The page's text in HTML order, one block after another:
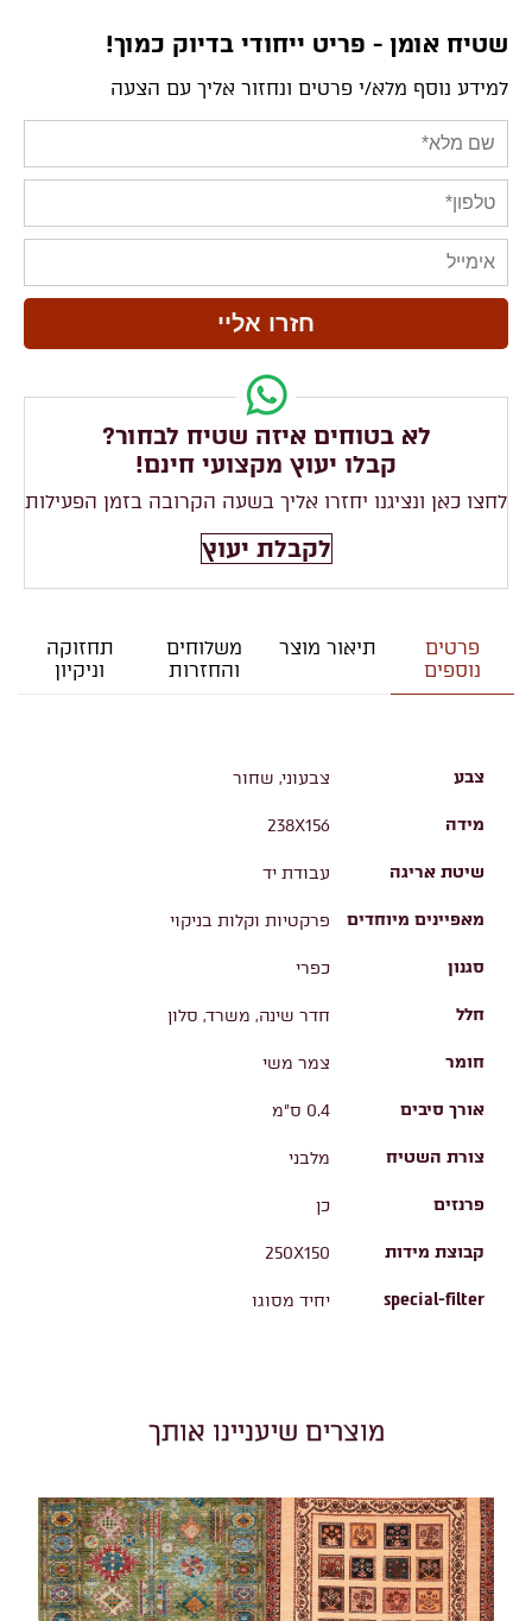
שטיח אומן - פריט ייחודי בדיוק כמוך!
למידע נוסף מלא/י פרטים ונחזור אליך עם הצעה
לא בטוחים איזה שטיח לבחור?
קבלו יעוץ מקצועי חינם!
לחצו כאן ונציגנו יחזרו אליך בשעה הקרובה בזמן הפעילות
לקבלת יעוץ
פרטים
נוספים
תיאור מוצר
משלוחים
והחזרות
תחזוקה
וניקיון
צבע צבעוני, שחור
מידה 238X156
שיטת אריגה עבודת יד
מאפיינים מיוחדים פרקטיות וקלות בניקוי
סגנון כפרי
חלל חדר שינה, משרד, סלון
חומר צמר משי
אורך סיבים 0.4 ס"מ
צורת השטיח מלבני
פרנזים כן
קבוצת מידות 250X150
special-filter יחיד מסוגו
מוצרים שיעניינו אותך